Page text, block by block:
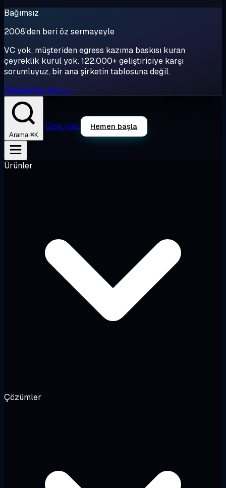
Bağımsız
2008'den beri öz sermayeyle
VC yok, müşteriden egress kazıma baskısı kuran
çeyreklik kurul yok. 122.000+ geliştiriciye karşı
sorumluyuz, bir ana şirketin tablosuna değil.
Hikâyemizi oku →
Arama ⌘K
Giriş yap Hemen başla
Ürünler
Çözümler